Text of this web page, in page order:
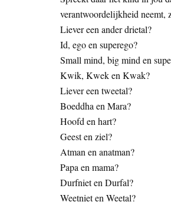
verantwoordelijkheid neemt,
Liever een ander drietal?
Id, ego en superego?
Small mind, big mind en
Kwik, Kwek en Kwak?
Liever een tweetal?
Boeddha en Mara?
Hoofd en hart?
Geest en ziel?
Atman en anatman?
Papa en mama?
Durfniet en Durfal?
Weetniet en Weetal?